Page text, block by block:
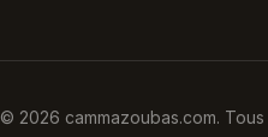
© 2026 cammazoubas.com.